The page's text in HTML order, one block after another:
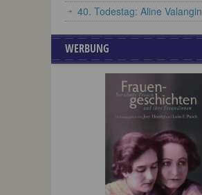
40. Todestag: Aline Valangin
WERBUNG